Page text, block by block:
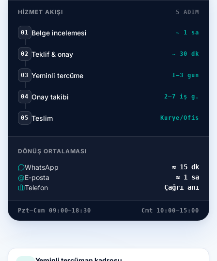
HIZMET AKIŞI 5 ADIM
01 Belge incelemesi ~ 1 sa
02 Teklif & onay ~ 30 dk
03 Yeminli tercüme 1–3 gün
04 Onay takibi 2–7 iş g.
05 Teslim Kurye/Ofis
DÖNÜŞ ORTALAMASI
WhatsApp ≈ 15 dk
@E-posta ≈ 1 sa
Telefon Çağrı anı
Pzt–Cum 09:00–18:30 Cmt 10:00–15:00